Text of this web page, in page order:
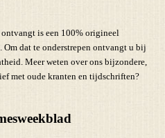
is een 100% origineel
Om dat te onderstrepen ontvangt u bij
Meer weten over ons bijzondere,
met oude kranten en tijdschriften?